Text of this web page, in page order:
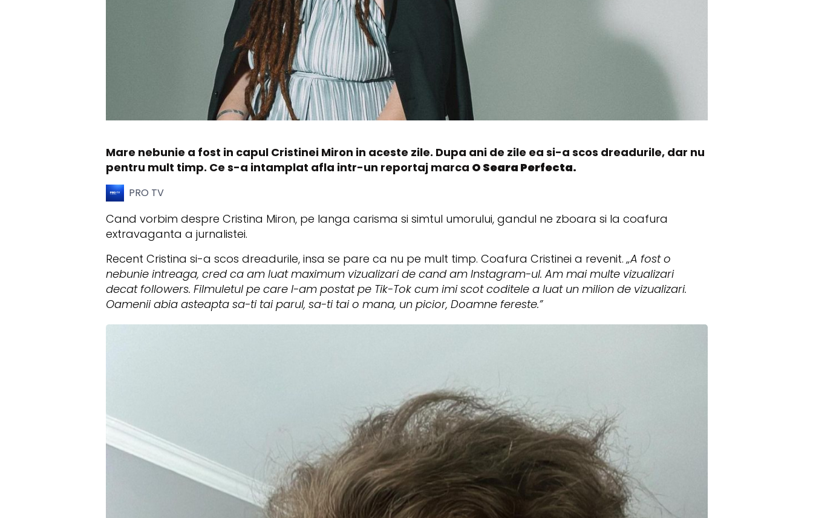
Mare nebunie a fost in capul Cristinei Miron in aceste zile. Dupa ani de zile ea si-a scos dreadurile, dar nu
pentru mult timp. Ce s-a intamplat afla intr-un reportaj marca O Seara Perfecta.
PRO TV
Cand vorbim despre Cristina Miron, pe langa carisma si simtul umorului, gandul ne zboara si la coafura
extravaganta a jurnalistei.
Recent Cristina si-a scos dreadurile, insa se pare ca nu pe mult timp. Coafura Cristinei a revenit. „A fost o
nebunie intreaga, cred ca am luat maximum vizualizari de cand am Instagram-ul. Am mai multe vizualizari
decat followers. Filmuletul pe care l-am postat pe Tik-Tok cum imi scot coditele a luat un milion de vizualizari.
Oamenii abia asteapta sa-ti tai parul, sa-ti tai o mana, un picior, Doamne fereste.”